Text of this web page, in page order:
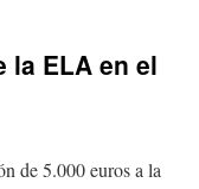
ELA en el
de 5.000 euros a la